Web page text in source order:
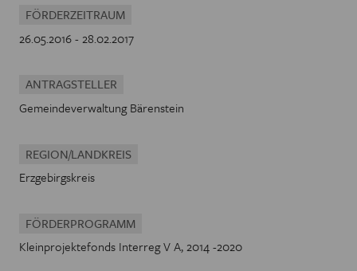
FÖRDERZEITRAUM
26.05.2016 - 28.02.2017
ANTRAGSTELLER
Gemeindeverwaltung Bärenstein
REGION/LANDKREIS
Erzgebirgskreis
FÖRDERPROGRAMM
Kleinprojektefonds Interreg V A, 2014 -2020